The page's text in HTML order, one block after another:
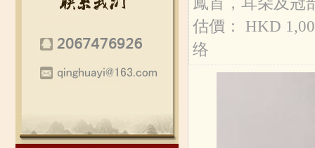
估價： HKD
络